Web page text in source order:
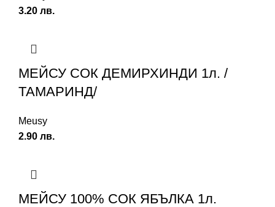
3.20 лв.
МЕЙСУ СОК ДЕМИРХИНДИ 1л. /
ТАМАРИНД/
Meusy
2.90 лв.
МЕЙСУ 100% СОК ЯБЪЛКА 1л.